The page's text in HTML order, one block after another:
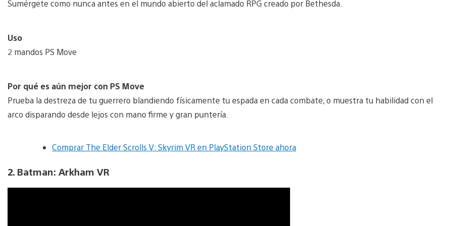
Sumérgete como nunca antes en el mundo abierto del aclamado RPG creado por Bethesda.
Uso
2 mandos PS Move
Por qué es aún mejor con PS Move
Prueba la destreza de tu guerrero blandiendo físicamente tu espada en cada combate, o muestra tu habilidad con el
arco disparando desde lejos con mano firme y gran puntería.
Comprar The Elder Scrolls V: Skyrim VR en PlayStation Store ahora
2. Batman: Arkham VR